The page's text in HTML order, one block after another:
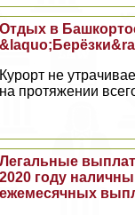
Отдых в
Курорт не
на протяжении
Легальные
2020 году
ежемecячных